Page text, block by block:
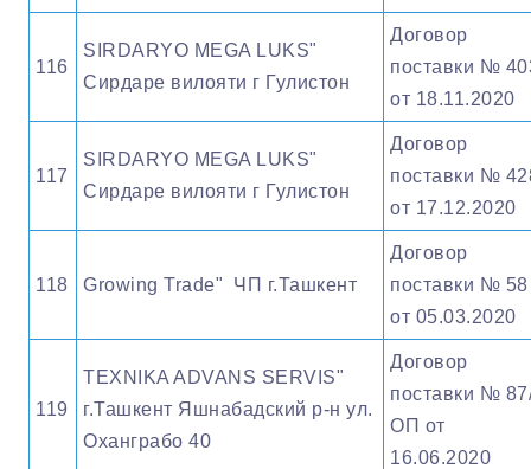
116
SIRDARYO MEGA LUKS"
Сирдаре вилояти г Гулистон
Договор
поставки №
от 18.11.2020
117
SIRDARYO MEGA LUKS"
Сирдаре вилояти г Гулистон
Договор
поставки №
от 17.12.2020
118 Growing Trade" ЧП г.Ташкент
Договор
поставки № 58
от 05.03.2020
119
TEXNIKA ADVANS SERVIS"
г.Ташкент Яшнабадский р-н ул.
Оханграбо 40
Договор
поставки №
ОП от
16.06.2020